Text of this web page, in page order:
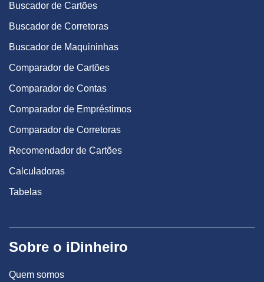
Buscador de Cartões
Buscador de Corretoras
Buscador de Maquininhas
Comparador de Cartões
Comparador de Contas
Comparador de Empréstimos
Comparador de Corretoras
Recomendador de Cartões
Calculadoras
Tabelas
Sobre o iDinheiro
Quem somos